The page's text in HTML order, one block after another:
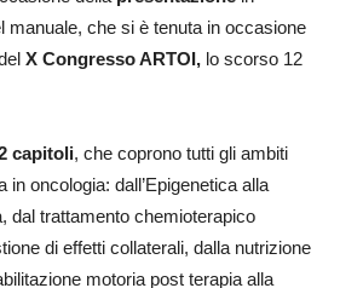
manuale, che si è tenuta in occasione
X Congresso ARTOI, lo scorso 12
capitoli, che coprono tutti gli ambiti
in oncologia: dall’Epigenetica alla
dal trattamento chemioterapico
di effetti collaterali, dalla nutrizione
motoria post terapia alla